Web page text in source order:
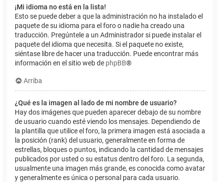
¡Mi idioma no está en la lista!
Esto se puede deber a que la administración no ha instalado el
paquete de su idioma para el foro o nadie ha creado una
traducción. Pregúntele a un Administrador si puede instalar el
paquete del idioma que necesita. Si el paquete no existe,
siéntase libre de hacer una traducción. Puede encontrar más
información en el sitio web de phpBB®
Arriba
¿Qué es la imagen al lado de mi nombre de usuario?
Hay dos imágenes que pueden aparecer debajo de su nombre
de usuario cuando esté viendo los mensajes. Dependiendo de
la plantilla que utilice el foro, la primera imagen está asociada a
la posición (rank) del usuario, generalmente en forma de
estrellas, bloques o puntos, indicando la cantidad de mensajes
publicados por usted o su estatus dentro del foro. La segunda,
usualmente una imagen más grande, es conocida como avatar
y generalmente es única o personal para cada usuario.